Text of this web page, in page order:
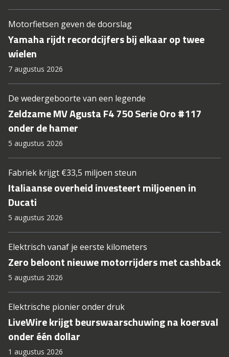
Motorfietsen geven de doorslag
Yamaha rijdt recordcijfers bij elkaar op twee
wielen
7 augustus 2026
De wedergeboorte van een legende
Zeldzame MV Agusta F4 750 Serie Oro #117
onder de hamer
5 augustus 2026
Fabriek krijgt €33,5 miljoen steun
Italiaanse overheid investeert miljoenen in
Ducati
5 augustus 2026
Elektrisch vanaf je eerste kilometers
Zero beloont nieuwe motorrijders met cashback
5 augustus 2026
Elektrische pionier onder druk
LiveWire krijgt beurswaarschuwing na koersval
onder één dollar
1 augustus 2026